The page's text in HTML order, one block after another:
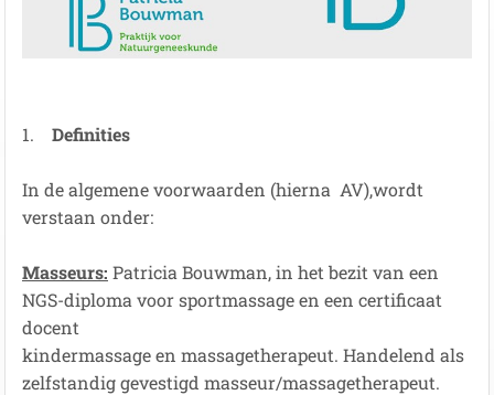
1. Definities
In de algemene voorwaarden (hierna AV),wordt
verstaan onder:
Masseurs: Patricia Bouwman, in het bezit van een
NGS-diploma voor sportmassage en een certificaat
docent
kindermassage en massagetherapeut. Handelend als
zelfstandig gevestigd masseur/massagetherapeut.